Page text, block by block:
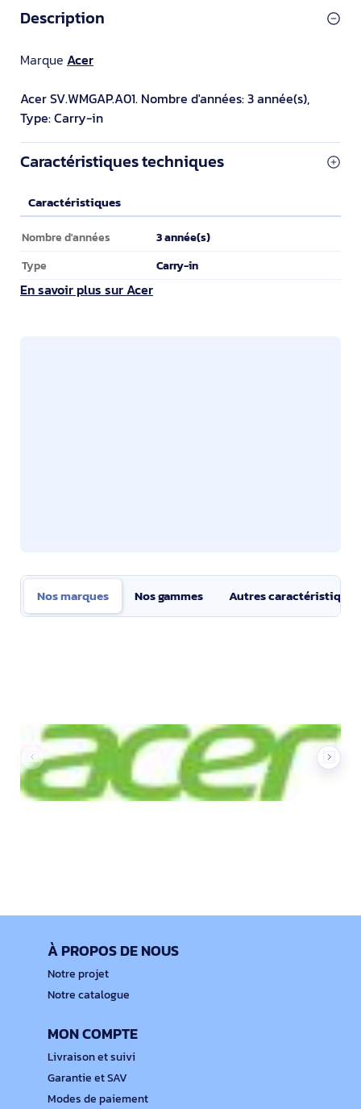
Description
Marque Acer
Acer SV.WMGAP.A01. Nombre d'années: 3 année(s),
Type: Carry-in
Caractéristiques techniques
Caractéristiques
Caractéristiques
Nombre d'années 3 année(s)
Type Carry-in
En savoir plus sur Acer
Nos marques Nos gammes Autres caractéristiques
À PROPOS DE NOUS
Notre projet
Notre catalogue
MON COMPTE
Livraison et suivi
Garantie et SAV
Modes de paiement